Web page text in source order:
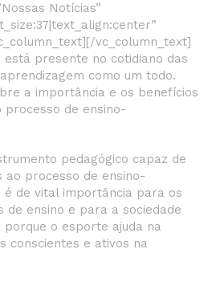
Notícias”
vc_column_text]
presente no cotidiano das
como um todo.
a importância e os benefícios
de ensino-
pedagógico capaz de
ao processo de ensino-
é de vital importância para os
de ensino e para a sociedade
o esporte ajuda na
conscientes e ativos na